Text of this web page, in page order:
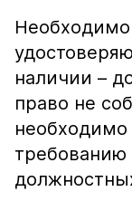
наличии –
право не
необходимо